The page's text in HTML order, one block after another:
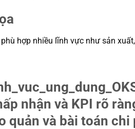
hợp nhiều lĩnh vực như sản
nhận và KPI rõ
quản và bài toán